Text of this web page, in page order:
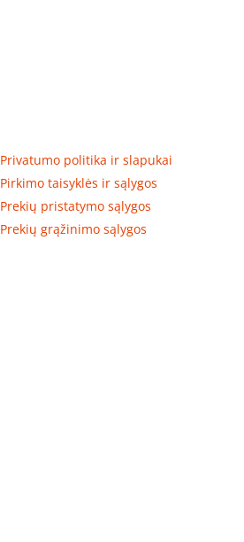
Privatumo politika ir slapukai
Pirkimo taisyklės ir sąlygos
Prekių pristatymo sąlygos
Prekių grąžinimo sąlygos